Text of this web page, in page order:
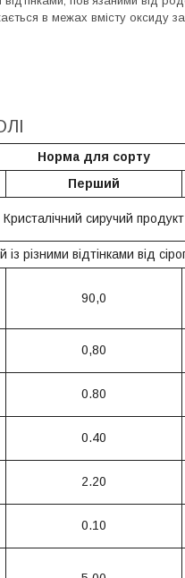
в межах вмісту оксиду
Норма для сорту
Перший
Кристалічний сиручий продукт
із різними відтінками від
90,0
0,80
0.80
0.40
2.20
0.10